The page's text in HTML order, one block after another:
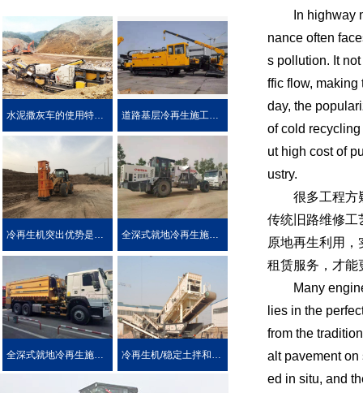
水泥撒灰车的使用特点及优势介绍 道路基层冷再生施工工艺
冷再生机突出优势是被用户喜爱的原因！ 全深式就地冷再生施工工艺特点介绍
全深式就地冷再生施工中所使用的机械设施设备 冷再生机/稳定土拌和机主要用于哪些作业?
In highway
nance often
s pollution. It
ffic flow, making
day, the
of cold
ut high cost of
ustry.
很多工程方疑
传统旧路维修工
原地再生利用
租赁服务，才能
Many
lies in the
from the
alt pavement
ed in situ, and